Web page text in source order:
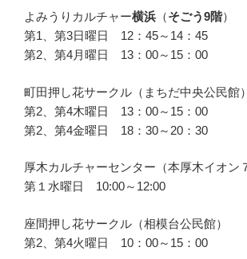
よみうりカルチャー横浜 （そごう9階）
第1、第3日曜日 12：45～14：45
第2、第4月曜日 13：00～15：00
町田押し花サークル（まちだ中央公民館）
第2、第4木曜日 13：00～15：00
第2、第4金曜日 18：30～20：30
厚木カルチャーセンター（本厚木イオン
第１水曜日 10:00～12:00
座間押し花サークル（相模台公民館）
第2、第4火曜日 10：00～15：00